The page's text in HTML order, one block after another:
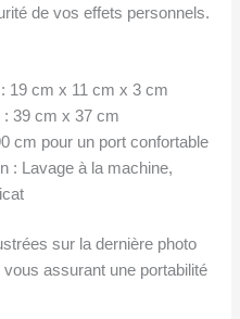
de vos effets personnels.
19 cm x 11 cm x 3 cm
: 39 cm x 37 cm
cm pour un port confortable
: Lavage à la machine,
sur la dernière photo
assurant une portabilité